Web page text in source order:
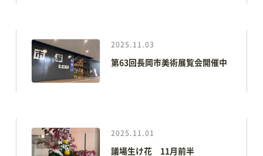
2025.11.03
第63回長岡市美術展覧会開催中
2025.11.01
議場生け花 11月前半
文化・芸術 スポーツ・健康
買い物・グルメ 地域情報・相談
すべてのお知らせ 重要なお知らせ
お知らせ イベント